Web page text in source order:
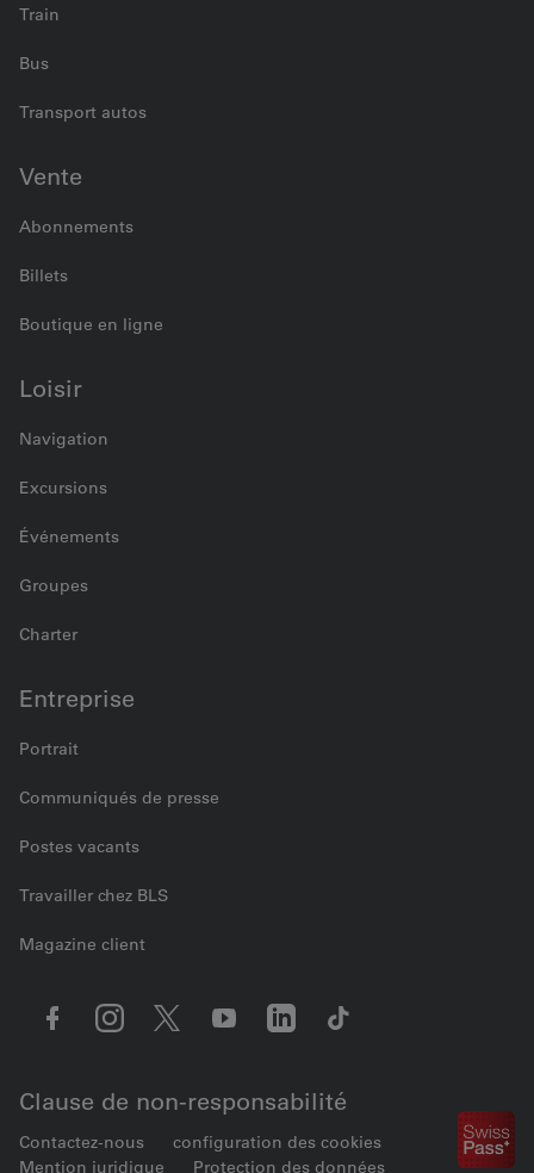
Train
Bus
Transport autos
Vente
Abonnements
Billets
Boutique en ligne
Loisir
Navigation
Excursions
Événements
Groupes
Charter
Entreprise
Portrait
Communiqués de presse
Postes vacants
Travailler chez BLS
Magazine client
Clause de non-responsabilité
Contactez-nous
configuration des cookies
Mention juridique
Protection des données